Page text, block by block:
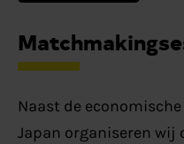
Naast de
Japan organiseren wij